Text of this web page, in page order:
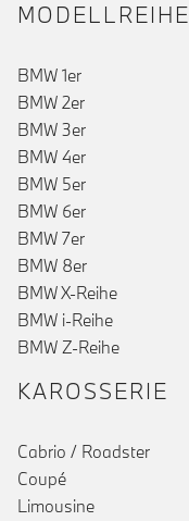
MODELLREIHE
BMW 1er
BMW 2er
BMW 3er
BMW 4er
BMW 5er
BMW 6er
BMW 7er
BMW 8er()
BMW X-Reihe
BMW i-Reihe
BMW Z-Reihe
KAROSSERIE
Cabrio / Roadster
Coupé
Limousine